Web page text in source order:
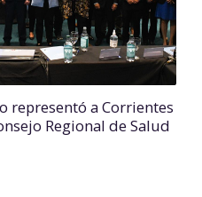
representó a Corrientes
Regional de Salud